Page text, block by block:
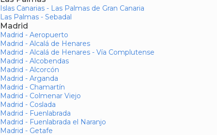
Islas Canarias - Las Palmas de Gran Canaria
Las Palmas - Sebadal
Madrid
Madrid - Aeropuerto
Madrid - Alcalá de Henares
Madrid - Alcalá de Henares - Vía Complutense
Madrid - Alcobendas
Madrid - Alcorcón
Madrid - Arganda
Madrid - Chamartín
Madrid - Colmenar Viejo
Madrid - Coslada
Madrid - Fuenlabrada
Madrid - Fuenlabrada el Naranjo
Madrid - Getafe